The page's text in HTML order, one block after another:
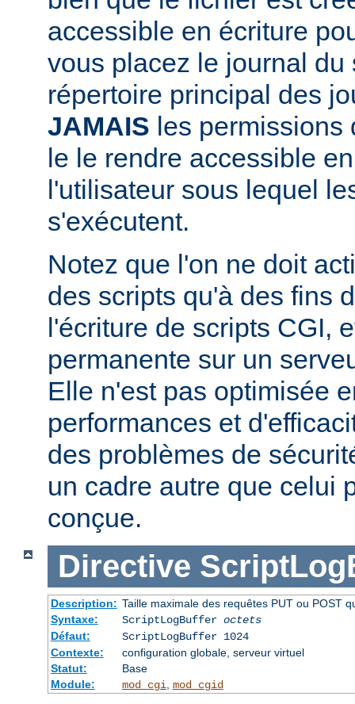
accessible en écriture
vous placez le journal du
répertoire principal des
JAMAIS les permissions
le le rendre accessible
l'utilisateur sous lequel
s'exécutent.
Notez que l'on ne doit
des scripts qu'à des fins
l'écriture de scripts CGI,
permanente sur un
Elle n'est pas optimisée
performances et
des problèmes de
un cadre autre que celui
conçue.
Directive
Description: Taille maximale des requêtes PUT ou POST
Syntaxe:
ScriptLogBuffer octets
Défaut:
ScriptLogBuffer 1024
Contexte:
configuration globale, serveur virtuel
Statut:
Base
Module:
mod_cgi mod_cgid